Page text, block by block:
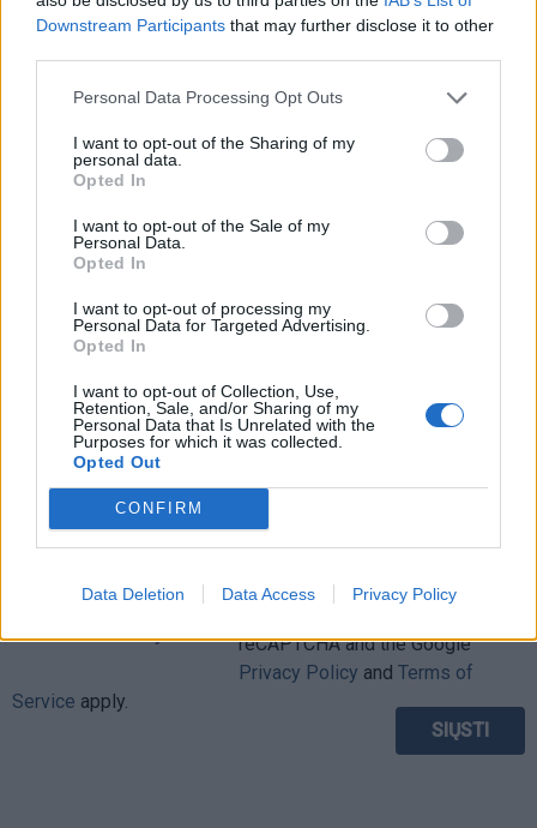
Downstream Participants that may further disclose it to other
Personal Data Processing Opt Outs
I want to opt-out of the Sharing of my
personal data.
Opted In
I want to opt-out of the Sale of my
Personal Data.
Opted In
I want to opt-out of processing my
Personal Data for Targeted Advertising.
Opted In
I want to opt-out of Collection, Use,
Retention, Sale, and/or Sharing of my
Personal Data that Is Unrelated with the
Purposes for which it was collected.
Opted Out
CONFIRM
Data Deletion Data Access Privacy Policy
Komentarai
Rašyti komentarą
Jūsų vardas
Komentaras
Sutinku sutaisyklėmis
reCAPTCHA and the Google
Privacy Policy and Terms of
Service apply.